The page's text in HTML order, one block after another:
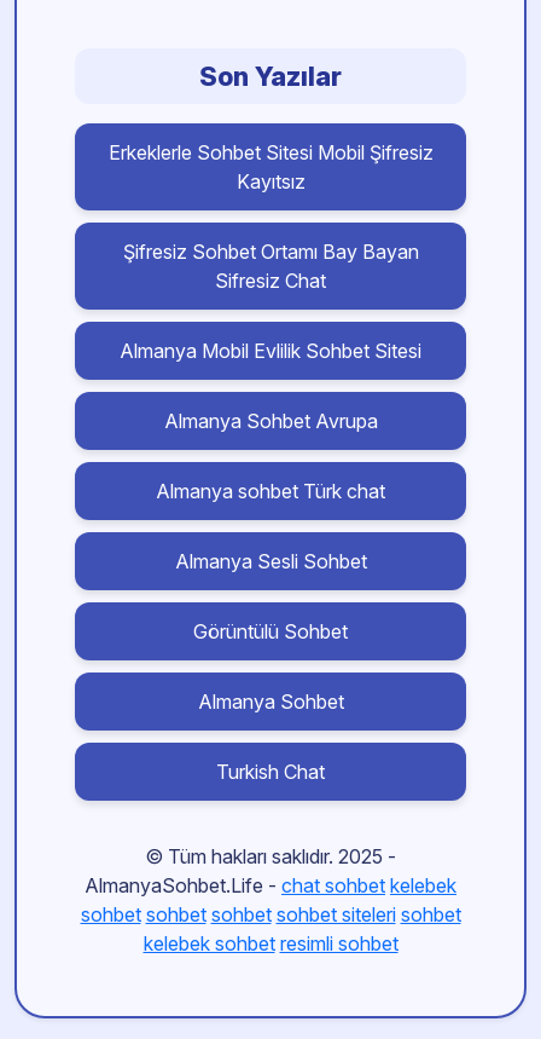
Son Yazılar
Erkeklerle Sohbet Sitesi Mobil Şifresiz
Kayıtsız
Şifresiz Sohbet Ortamı Bay Bayan
Sifresiz Chat
Almanya Mobil Evlilik Sohbet Sitesi
Almanya Sohbet Avrupa
Almanya sohbet Türk chat
Almanya Sesli Sohbet
Görüntülü Sohbet
Almanya Sohbet
Turkish Chat
© Tüm hakları saklıdır. 2025 -
AlmanyaSohbet.Life - chat sohbet kelebek
sohbet sohbet sohbet sohbet siteleri sohbet
kelebek sohbet resimli sohbet